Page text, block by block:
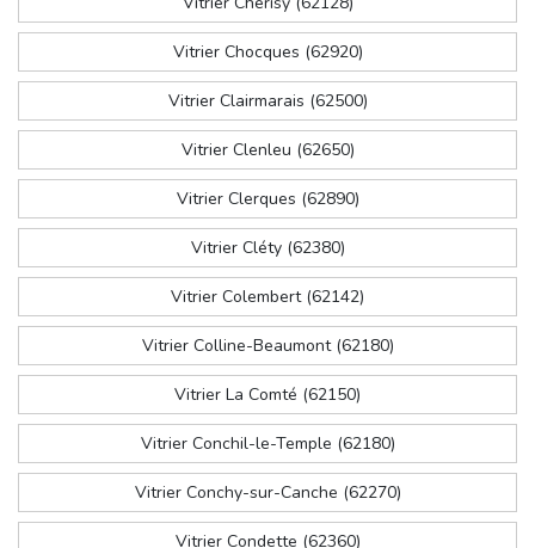
Vitrier Chocques (62920)
Vitrier Clairmarais (62500)
Vitrier Clenleu (62650)
Vitrier Clerques (62890)
Vitrier Cléty (62380)
Vitrier Colembert (62142)
Vitrier Colline-Beaumont (62180)
Vitrier La Comté (62150)
Vitrier Conchil-le-Temple (62180)
Vitrier Conchy-sur-Canche (62270)
Vitrier Condette (62360)